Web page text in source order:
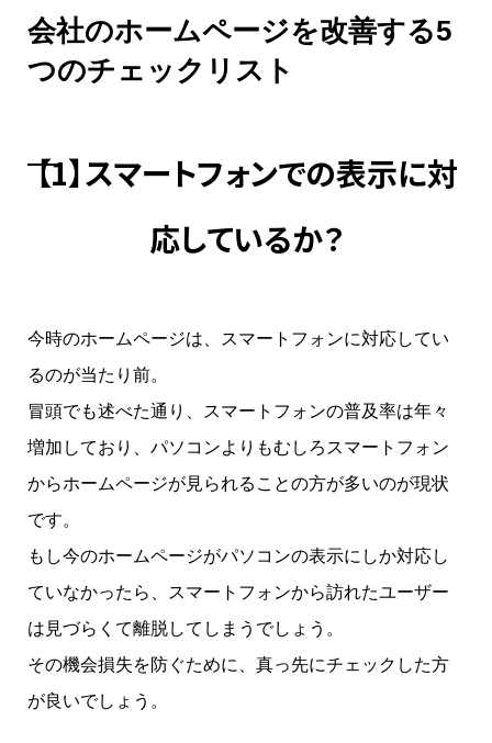
会社のホームページを改善する5
つのチェックリスト
【1】スマートフォンでの表示に対
応しているか？
今時のホームページは、スマートフォンに対応してい
るのが当たり前。
冒頭でも述べた通り、スマートフォンの普及率は年々
増加しており、パソコンよりもむしろスマートフォン
からホームページが見られることの方が多いのが現状
です。
もし今のホームページがパソコンの表示にしか対応し
ていなかったら、スマートフォンから訪れたユーザー
は見づらくて離脱してしまうでしょう。
その機会損失を防ぐために、真っ先にチェックした方
が良いでしょう。